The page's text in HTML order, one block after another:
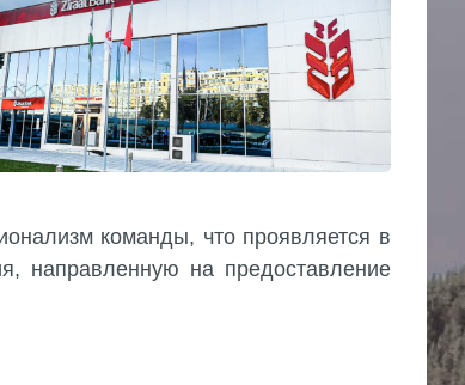
команды, что проявляется в
направленную на предоставление